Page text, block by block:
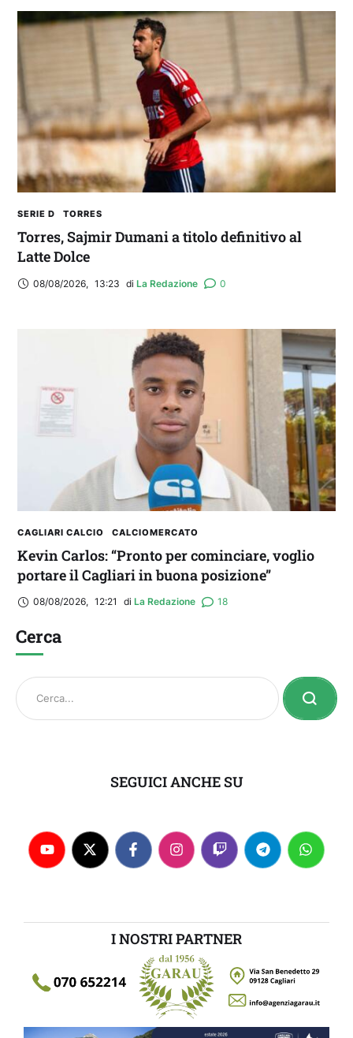
SERIE D TORRES
Torres, Sajmir Dumani a titolo definitivo al
Latte Dolce
08/08/2026, 13:23 di La Redazione 0
CAGLIARI CALCIO CALCIOMERCATO
Kevin Carlos: “Pronto per cominciare, voglio
portare il Cagliari in buona posizione”
08/08/2026, 12:21 di La Redazione 18
Cerca
SEGUICI ANCHE SU
I NOSTRI PARTNER